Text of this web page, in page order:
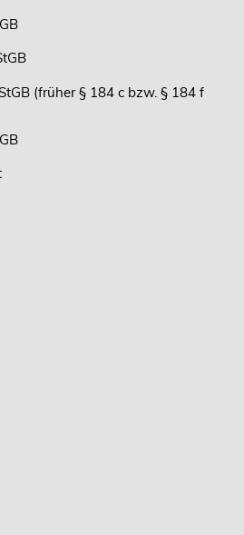
(früher § 184 c bzw. § 184 f